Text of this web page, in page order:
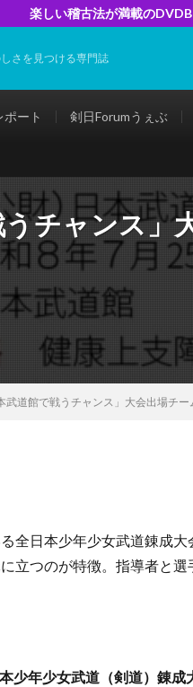
楽しい稽古法が満載の
さを見つける専門誌
ポート 剣日Forumうぇぶ
うチャンス」
武道館で戦うチャンス」大会出場チー
全日本少年少女武道錬成
立つのが特徴。指導者と
少年少女武道（剣道）錬成